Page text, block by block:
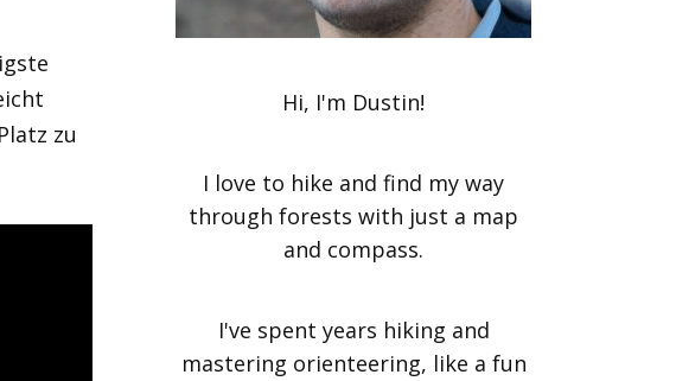
zu
Hi, I'm Dustin!
I love to hike and find my way
through forests with just a map
and compass.
I've spent years hiking and
mastering orienteering, like a fun